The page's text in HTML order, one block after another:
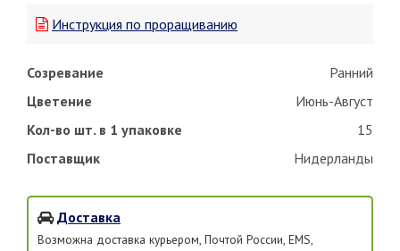
Инструкция по проращиванию
Созревание
Ранний
Цветение
Июнь-Август
Кол-во шт. в 1 упаковке
15
Поставщик
Нидерланды
Доставка
Возможна доставка курьером, Почтой России, EMS,